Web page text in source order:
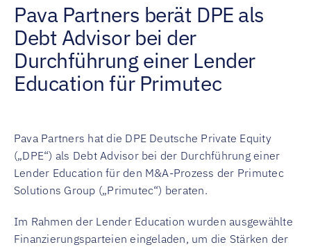
Team
News
Karriere
Pava Partners berät DPE als
Debt Advisor bei der
Durchführung einer Lender
Education für Primutec
Pava Partners hat die DPE Deutsche Private Equity
(„DPE“) als Debt Advisor bei der Durchführung einer
Lender Education für den M&A-Prozess der Primutec
Solutions Group („Primutec“) beraten.
Im Rahmen der Lender Education wurden ausgewählte
Finanzierungsparteien eingeladen, um die Stärken der